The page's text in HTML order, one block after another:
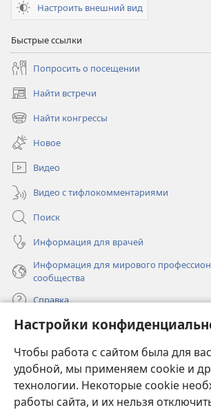
Настройки
Чтобы работа с сайтом была для
удобной, мы применяем cookie и
технологии. Некоторые cookie
работы сайта, и их нельзя
Настроить внешний вид
Быстрые ссылки
Попросить о посещении
Найти встречи
(открывается
в
новом
окне)
Найти конгрессы
(открывается
новом
окне)
Новое
Видео
Видео с тифлокомментариями
Поиск
Информация для врачей
Информация для мирового
сообщества
Справка
Пожертвования
в
новом
окне)
ОНЛАЙН-БИБЛИОТЕКА Сторожевой
(открывается
новомJW Hub®